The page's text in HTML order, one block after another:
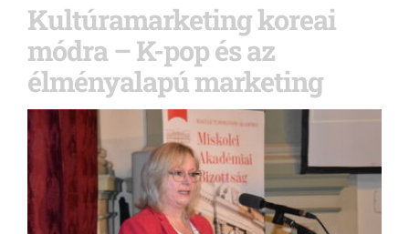
Kultúramarketing koreai
módra – K-pop és az
élményalapú marketing